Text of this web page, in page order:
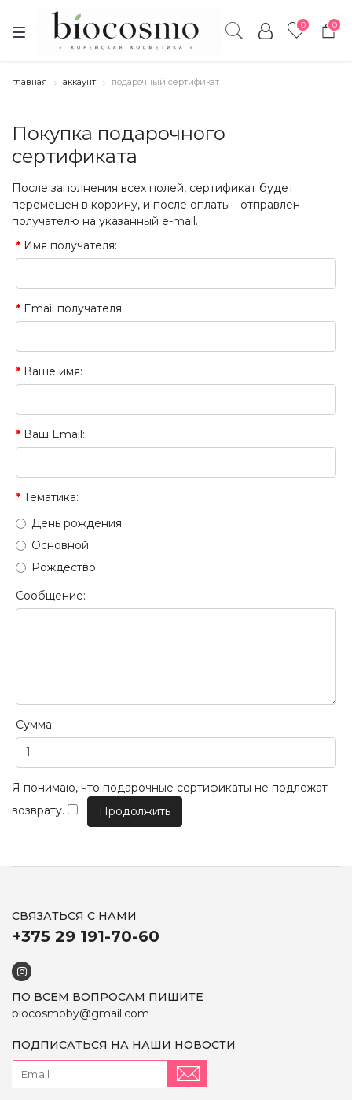
0 0
главная аккаунт подарочный сертификат
Покупка подарочного
сертификата
После заполнения всех полей, сертификат будет
перемещен в корзину, и после оплаты - отправлен
получателю на указанный e-mail.
Имя получателя:
Email получателя:
Ваше имя:
Ваш Email:
Тематика:
День рождения
Основной
Рождество
Сообщение:
Сумма:
Я понимаю, что подарочные сертификаты не подлежат
возврату.
СВЯЗАТЬСЯ С НАМИ
+375 29 191-70-60
ПО ВСЕМ ВОПРОСАМ ПИШИТЕ
biocosmoby@gmail.com
ПОДПИСАТЬСЯ НА НАШИ НОВОСТИ